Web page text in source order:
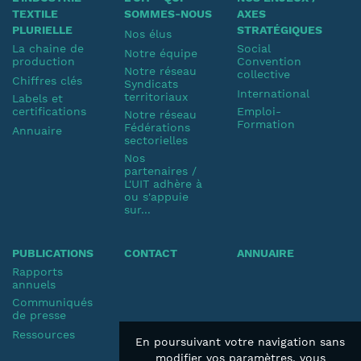
TEXTILE
PLURIELLE
La chaine de
production
Chiffres clés
Labels et
certifications
Annuaire
SOMMES-NOUS
Nos élus
Notre équipe
Notre réseau
Syndicats
territoriaux
Notre réseau
Fédérations
sectorielles
Nos
partenaires /
L'UIT adhère à
ou s'appuie
sur...
AXES
STRATÉGIQUES
Social
Convention
collective
International
Emploi-
Formation
PUBLICATIONS
Rapports
annuels
Communiqués
de presse
Ressources
CONTACT ANNUAIRE
En poursuivant votre navigation sans
modifier vos paramètres, vous